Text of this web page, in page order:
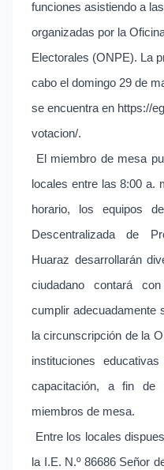
funciones asistiendo a
organizadas por la
Electorales (ONPE). La
cabo el domingo 29 de
se encuentra en https://
votacion/.
El miembro de mesa
locales entre las 8:00 a.
horario, los equipos
Descentralizada de
Huaraz desarrollarán
ciudadano contará
cumplir adecuadamente
la circunscripción de la
instituciones
capacitación, a fin de
miembros de mesa.
Entre los locales
la I.E. N.º 86686 Señor